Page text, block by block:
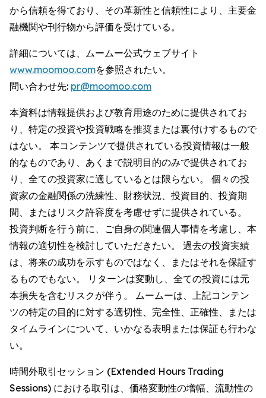
から信頼を得ており、その革新性と信頼性により、主要金
融機関や刊行物から評価を受けている。
詳細については、ムームー公式ウェブサイト
www.moomoo.comを参照されたい。
問い合わせ先: pr@moomoo.com
本資料は情報提供および教育用途のために提供されてお
り、特定の投資や投資戦略を推奨または裏付けするもので
はない。 本コンテンツで提供されている投資情報は一般
的なものであり、あくまで説明目的のみで提供されてお
り、全ての投資家に適しているとは限らない。 個々の投
資家の金融関係の洗練性、財務状況、投資目的、投資期
間、またはリスク許容度を考慮せずに提供されている。
投資判断を行う前に、ご自身の関連個人事情を考慮し、本
情報の適切性を検討していただきたい。 過去の投資実績
は、将来の成功を示すものではなく、またはそれを保証す
るものでもない。 リターンは変動し、全ての投資には元
本損失を含むリスクが伴う。 ムームーは、上記コンテン
ツの特定の目的に対する適切性、完全性、正確性、または
タイムラインについて、いかなる表明または保証も行わな
い。
時間外取引セッション (Extended Hours Trading
Sessions) における取引は、価格変動性の増幅、流動性の